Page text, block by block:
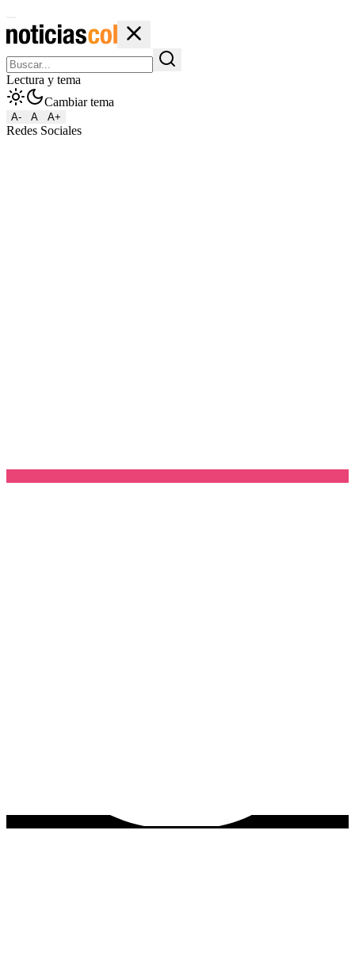
Lectura y tema
Cambiar tema
A- A A+
Redes Sociales